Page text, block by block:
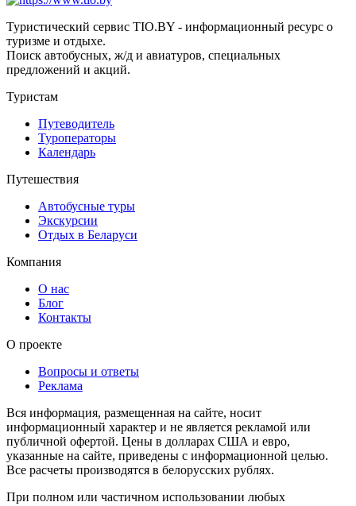
Туристический сервис TIO.BY - информационный ресурс о
туризме и отдыхе.
Поиск автобусных, ж/д и авиатуров, специальных
предложений и акций.
Туристам
Путеводитель
Туроператоры
Календарь
Путешествия
Автобусные туры
Экскурсии
Отдых в Беларуси
Компания
О нас
Блог
Контакты
О проекте
Вопросы и ответы
Реклама
Вся информация, размещенная на сайте, носит
информационный характер и не является рекламой или
публичной офертой. Цены в долларах США и евро,
указанные на сайте, приведены с информационной целью.
Все расчеты производятся в белорусских рублях.
При полном или частичном использовании любых